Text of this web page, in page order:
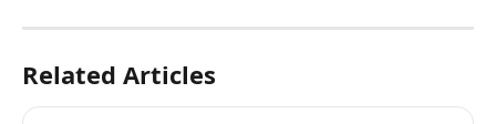
Related Articles